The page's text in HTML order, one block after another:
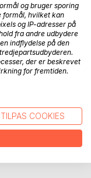
livsforløb?
og bruger sporing
formål, hvilket kan
og IP-adresser på
fra andre udbydere
indflydelse på den
der er beskrevet
for fremtiden.
COOKIES